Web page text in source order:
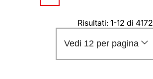
Risultati: 1-12 di 4172
Vedi 12 per pagina